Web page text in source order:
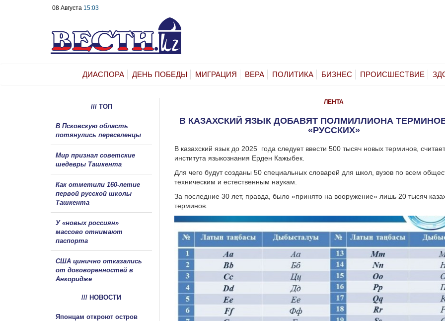
08 Августа 15:03
ДИАСПОРА ДЕНЬ ПОБЕДЫ МИГРАЦИЯ ВЕРА ПОЛИТИКА БИЗНЕС ПРОИСШЕСТВИЕ
ЛЕНТА
В КАЗАХСКИЙ ЯЗЫК ДОБАВЯТ ПОЛМИЛЛИОНА
«РУССКИХ»
В казахский язык до 2025 года следует ввести 500 тысяч новых терминов,
института языкознания Ерден Кажыбек.
Для чего будут созданы 50 специальных словарей для школ, вузов по всем
техническим и естественным наукам.
За последние 30 лет, правда, было «принято на вооружение» лишь 20 тысяч
терминов.
/// ТОП
В Псковскую область
потянулись переселенцы
Мир признал советские
шедевры Ташкента
Как отметили 160-летие
первой русской школы
Ташкента
У «новых россиян»
массово отнимают
паспорта
США цинично отказались
от договоренностей в
Анкоридже
/// НОВОСТИ
Японцам откроют остров